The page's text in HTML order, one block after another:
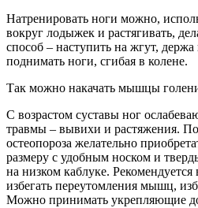
Натренировать ноги можно,
вокруг лодыжек и растягивать,
способ – наступить на жгут,
поднимать ноги, сгибая в колене.
Так можно накачать мышцы
С возрастом суставы ног
травмы – вывихи и растяжения.
остеопороза желательно
размеру с удобным носком и
на низком каблуке.
избегать переутомления мышц,
Можно принимать укрепляющие